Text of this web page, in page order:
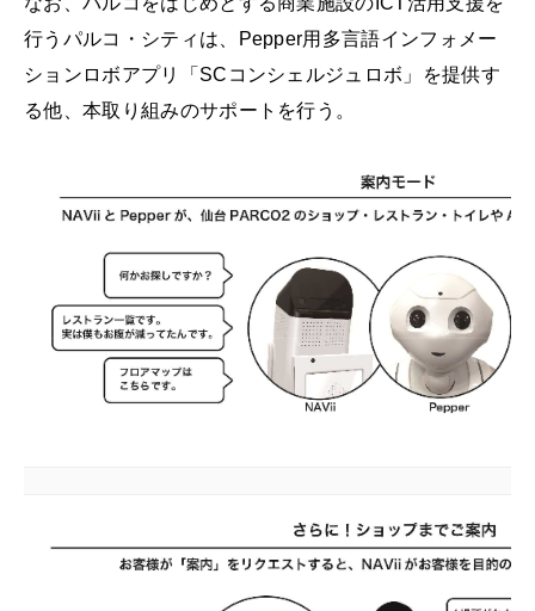
行うパルコ・シティは、Pepper用多言語インフォメー
ションロボアプリ「SCコンシェルジュロボ」を提供す
る他、本取り組みのサポートを行う。